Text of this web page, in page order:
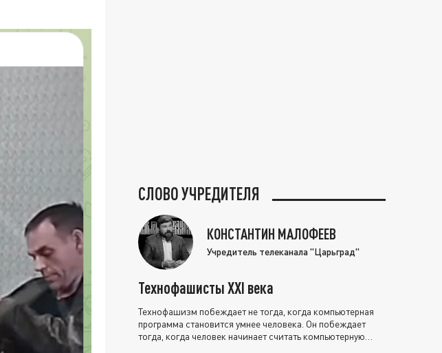
СЛОВО УЧРЕДИТЕЛЯ
КОНСТАНТИН МАЛОФЕЕВ
Учредитель телеканала "Царьград"
Технофашисты XXI века
Технофашизм побеждает не тогда, когда компьютерная
программа становится умнее человека. Он побеждает
тогда, когда человек начинает считать компьютерную